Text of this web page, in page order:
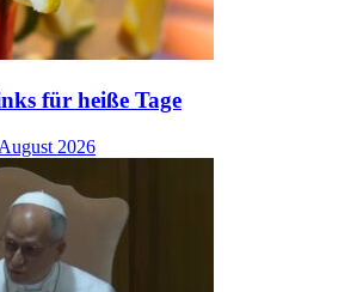
für heiße Tage
2026